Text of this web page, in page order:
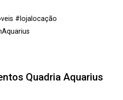
#lojalocação
Quadria Aquarius